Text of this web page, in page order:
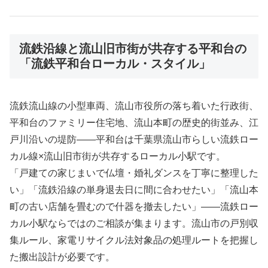
流鉄沿線と流山旧市街が共存する平和台の
「流鉄平和台ローカル・スタイル」
流鉄流山線の小型車両、流山市役所の落ち着いた行政街、
平和台のファミリー住宅地、流山本町の歴史的街並み、江
戸川沿いの堤防――平和台は千葉県流山市らしい流鉄ロー
カル線×流山旧市街が共存するローカル小駅です。
「戸建ての家じまいで仏壇・婚礼ダンスを丁寧に整理した
い」「流鉄沿線の単身退去日に間に合わせたい」「流山本
町の古い店舗を畳むので什器を撤去したい」――流鉄ロー
カル小駅ならではのご相談が集まります。流山市の戸別収
集ルール、家電リサイクル法対象品の処理ルートを把握し
た搬出設計が必要です。